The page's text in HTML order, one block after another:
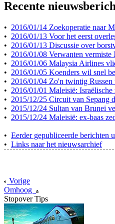
Recente
• 2016/01/14 Zoekoperatie naar
• 2016/01/13 Voor het eerst
• 2016/01/13 Discussie over
• 2016/01/08 Verwanten
• 2016/01/06 Malaysia Airlines
• 2016/01/05 Koenders wil snel
• 2016/01/04 Zo'n twintig
• 2016/01/01 Maleisië:
• 2015/12/25 Circuit van Sepang
• 2015/12/24 Sultan van Brunei
• 2015/12/24 Maleisië: ex-baas
• Eerder gepubliceerde berichten
• Links naar het nieuwsarchief
Vorige
Omhoog
Stopover Tips